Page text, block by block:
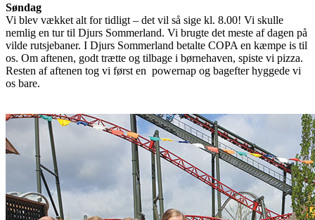
Søndag
Vi blev vækket alt for tidligt – det vil så sige kl. 8.00! Vi skulle
nemlig en tur til Djurs Sommerland. Vi brugte det meste af dagen på
vilde rutsjebaner. I Djurs Sommerland betalte COPA en kæmpe is til
os. Om aftenen, godt trætte og tilbage i børnehaven, spiste vi pizza.
Resten af aftenen tog vi først en powernap og bagefter hyggede vi
os bare.